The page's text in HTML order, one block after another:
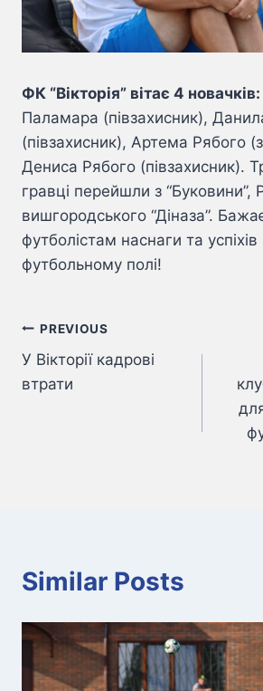
ФК “Вікторія” вітає 4 новачків:
Паламара (півзахисник),
(півзахисник), Артема Рябого
Дениса Рябого (півзахисник).
гравці перейшли з “Буковини”,
вишгородського “Діназа”.
футболістам наснаги та успіхів
футбольному полі!
Навігація
записів
PREVIOUS
У Вікторії кадрові
втрати
Similar Posts